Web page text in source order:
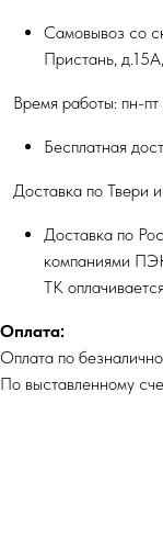
Самовывоз со
Пристань,
Время работы: пн-
Бесплатная
Доставка по Твери
Доставка по
компаниями
ТК
Оплата:
Оплата по
По выставленному